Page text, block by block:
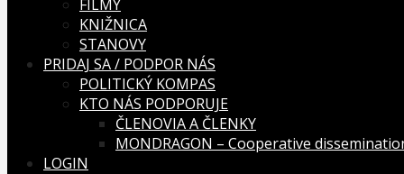
FILMY
KNIŽNICA
STANOVY
PRIDAJ SA / PODPOR NÁS
POLITICKÝ KOMPAS
KTO NÁS PODPORUJE
ČLENOVIA A ČLENKY
MONDRAGON – Cooperative
LOGIN